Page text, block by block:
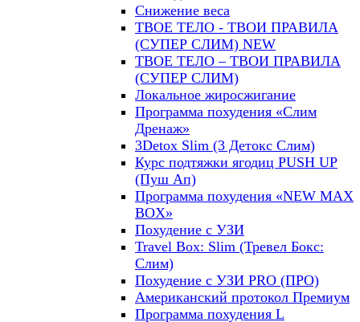
Снижение веса
ТВОЕ ТЕЛО - ТВОИ ПРАВИЛА
(СУПЕР СЛИМ) NEW
ТВОЕ ТЕЛО – ТВОИ ПРАВИЛА
(СУПЕР СЛИМ)
Локальное жиросжигание
Программа похудения «Слим
Дренаж»
3Detox Slim (3 Детокс Слим)
Курс подтяжки ягодиц PUSH UP
(Пуш Ап)
Программа похудения «NEW MAX
BOX»
Похудение с УЗИ
Travel Box: Slim (Тревел Бокс:
Слим)
Похудение с УЗИ PRO (ПРО)
Американский протокол Премиум
Программа похудения L